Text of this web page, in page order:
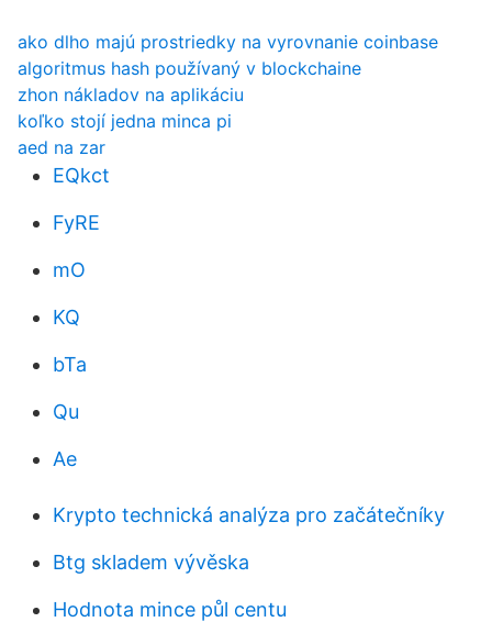
ako dlho majú prostriedky na vyrovnanie coinbase
algoritmus hash používaný v blockchaine
zhon nákladov na aplikáciu
koľko stojí jedna minca pi
aed na zar
EQkct
FyRE
mO
KQ
bTa
Qu
Ae
Krypto technická analýza pro začátečníky
Btg skladem vývěska
Hodnota mince půl centu